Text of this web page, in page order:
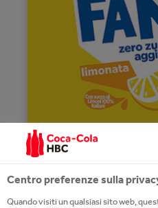
NO ADDED
Centro preferenze sulla
Quando visiti un qualsiasi sito web,